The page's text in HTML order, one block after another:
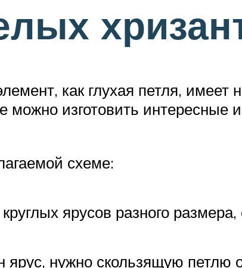
как глухая петля, имеет
изготовить интересные
схеме:
ярусов разного
ярус, нужно скользящую петлю